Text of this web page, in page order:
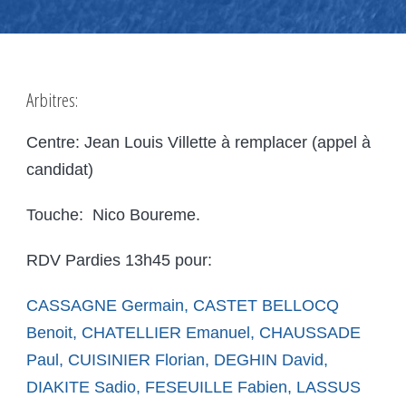
Arbitres:
Centre: Jean Louis Villette à remplacer (appel à
candidat)
Touche: Nico Boureme.
RDV Pardies 13h45 pour:
CASSAGNE Germain, CASTET BELLOCQ
Benoit, CHATELLIER Emanuel, CHAUSSADE
Paul, CUISINIER Florian, DEGHIN David,
DIAKITE Sadio, FESEUILLE Fabien, LASSUS